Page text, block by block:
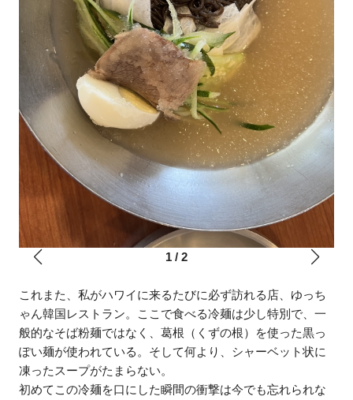
1/ 2
これまた、私がハワイに来るたびに必ず訪れる店、ゆっち
ゃん韓国レストラン。ここで食べる冷麺は少し特別で、一
般的なそば粉麺ではなく、葛根（くずの根）を使った黒っ
ぽい麺が使われている。そして何より、シャーベット状に
凍ったスープがたまらない。
初めてこの冷麺を口にした瞬間の衝撃は今でも忘れられな